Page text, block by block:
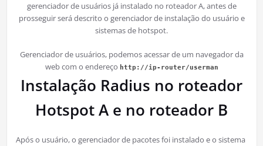
gerenciador de usuários já instalado no roteador A, antes de
prosseguir será descrito o gerenciador de instalação do usuário e
sistemas de hotspot.
Gerenciador de usuários, podemos acessar de um navegador da
web com o endereço http://ip-router/userman
Instalação Radius no roteador
Hotspot A e no roteador B
Após o usuário, o gerenciador de pacotes foi instalado e o sistema